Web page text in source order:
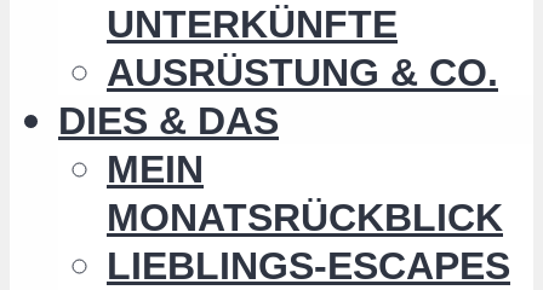
UNTERKÜNFTE
AUSRÜSTUNG & CO.
DIES & DAS
MEIN
MONATSRÜCKBLICK
LIEBLINGS-ESCAPES